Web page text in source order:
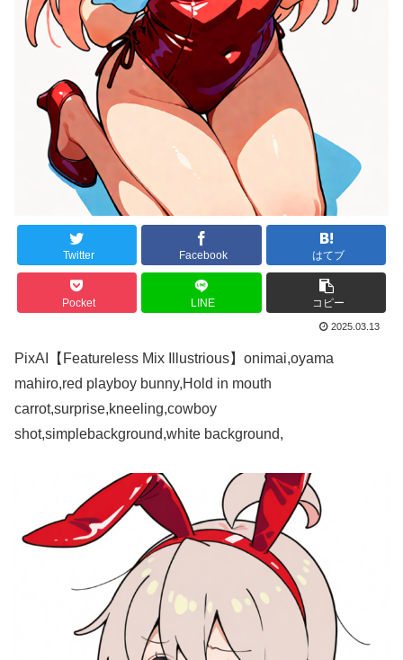
Twitter Facebook はてブ
Pocket LINE コピー
2025.03.13
PixAI【Featureless Mix Illustrious】onimai,oyama
mahiro,red playboy bunny,Hold in mouth
carrot,surprise,kneeling,cowboy
shot,simplebackground,white background,